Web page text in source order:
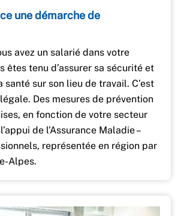
une démarche de
avez un salarié dans votre
êtes tenu d’assurer sa sécurité et
santé sur son lieu de travail. C’est
Des mesures de prévention
en fonction de votre secteur
de l’Assurance Maladie –
représentée en région par
Alpes.